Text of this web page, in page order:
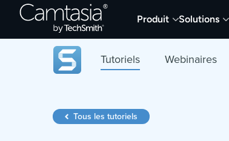
Passer
directement
Produit Solutions
Tutoriels Webinaires
Tous les tutoriels